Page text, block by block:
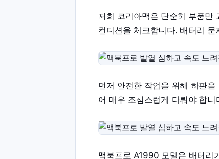
저희 코리아맥은 단순히 부품만
컨디션을 체크합니다. 배터리
먼저 안전한 작업을 위해 하판
어 매우 조심스럽게 다뤄야 합
맥북프로 A1990 모델은 배터리